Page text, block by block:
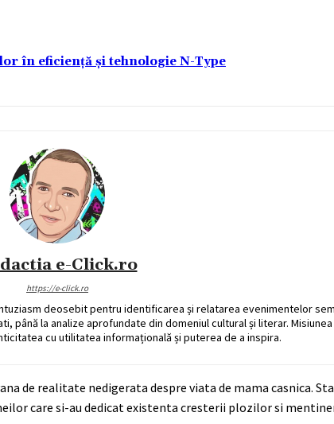
în eficiență și tehnologie N-Type
e-Click.ro
https://e-click.ro
deosebit pentru identificarea și relatarea evenimentelor
până la analize aprofundate din domeniul cultural și literar.
cu utilitatea informațională și puterea de a inspira.
de realitate nedigerata despre viata de mama casnica.
care si-au dedicat existenta cresterii plozilor si